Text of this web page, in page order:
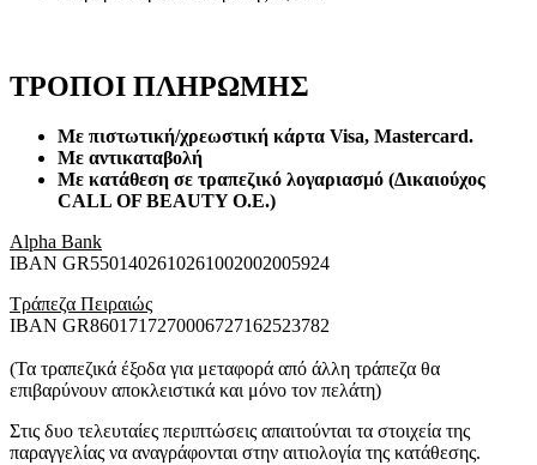
ΤΡΟΠΟΙ ΠΛΗΡΩΜΗΣ
Με πιστωτική/χρεωστική κάρτα Visa, Mastercard.
Με αντικαταβολή
Με κατάθεση σε τραπεζικό λογαριασμό (Δικαιούχος
CALL OF BEAUTY O.E.)
Alpha Bank
ΙΒΑΝ GR5501402610261002002005924
Τράπεζα Πειραιώς
ΙΒΑΝ GR8601717270006727162523782
(Τα τραπεζικά έξοδα για μεταφορά από άλλη τράπεζα θα
επιβαρύνουν αποκλειστικά και μόνο τον πελάτη)
Στις δυο τελευταίες περιπτώσεις απαιτούνται τα στοιχεία της
παραγγελίας να αναγράφονται στην αιτιολογία της κατάθεσης.